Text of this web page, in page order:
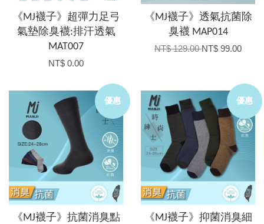
《MJ襪子》超彈力足弓
氣墊除臭襪:排汗透氣
MAT007
NT$ 0.00
《MJ襪子》透氣抗菌除
臭襪 MAP014
NT$ 129.00NT$ 99.00
優惠
《MJ襪子》抗菌消臭點
優惠
《MJ襪子》抑菌消臭細